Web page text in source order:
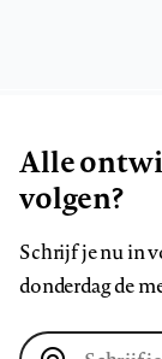
Alle
volgen?
Schrijf je nu in
donderdag de